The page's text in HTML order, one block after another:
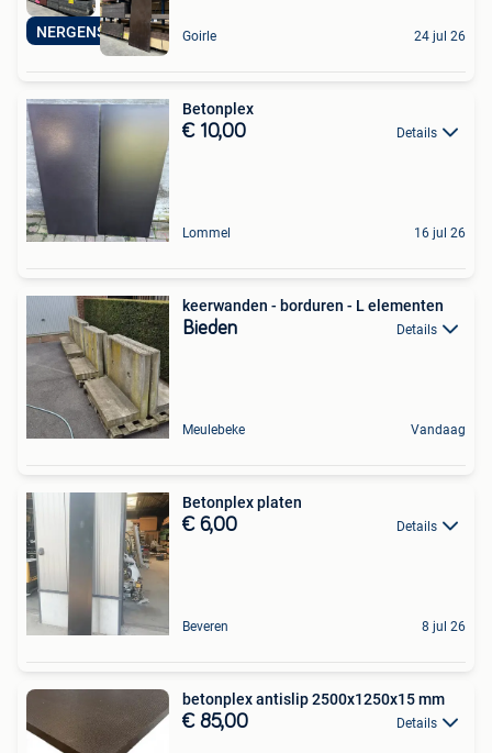
Goirle 24 jul 26
Betonplex
€ 10,00 Details
Lommel 16 jul 26
keerwanden - borduren - L elementen
Bieden Details
Meulebeke Vandaag
Betonplex platen
€ 6,00 Details
Beveren 8 jul 26
betonplex antislip 2500x1250x15 mm
€ 85,00 Details